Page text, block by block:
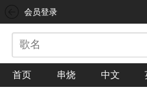
会员登录
首页 串烧 中文